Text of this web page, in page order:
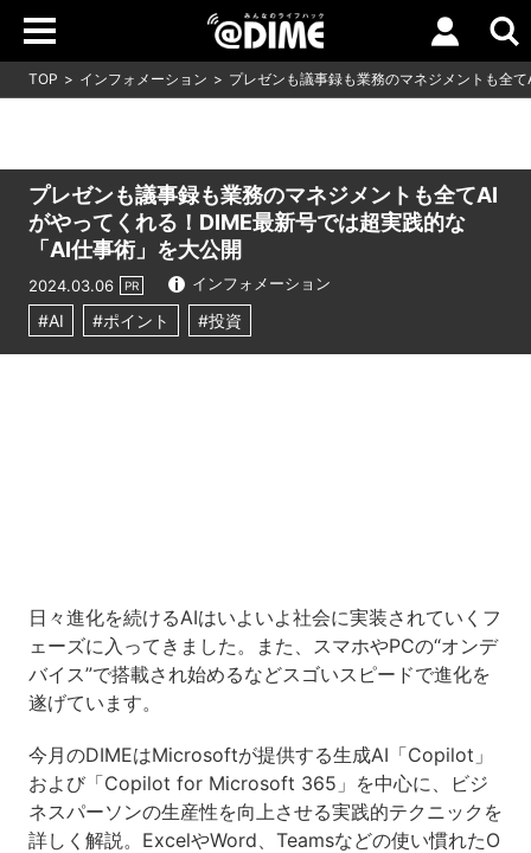
TOP インフォメーション プレゼンも議事録も業務のマネジメントも全
プレゼンも議事録も業務のマネジメントも全てAI
がやってくれる！DIME最新号では超実践的な
「AI仕事術」を大公開
2024.03.06 PR インフォメーション
#AI #ポイント #投資
日々進化を続けるAIはいよいよ社会に実装されていくフ
ェーズに入ってきました。また、スマホやPCの“オンデ
バイス”で搭載され始めるなどスゴいスピードで進化を
遂げています。
今月のDIMEはMicrosoftが提供する生成AI「Copilot」
および「Copilot for Microsoft 365」を中心に、ビジ
ネスパーソンの生産性を向上させる実践的テクニックを
詳しく解説。ExcelやWord、Teamsなどの使い慣れたO